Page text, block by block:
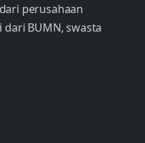
perusahaan
BUMN, swasta